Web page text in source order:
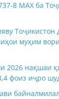
8 MAX ба
Тоҷикистон
муҳим
2026 нақшаи
фоиз иҷро